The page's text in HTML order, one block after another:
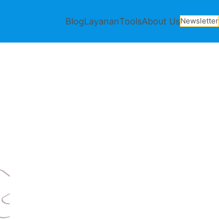
BlogLayananToolsAbout UsNewsletter